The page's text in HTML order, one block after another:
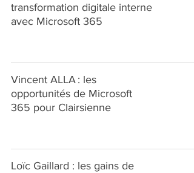
transformation digitale interne
avec Microsoft 365
Vincent ALLA : les
opportunités de Microsoft
365 pour Clairsienne
Loïc Gaillard : les gains de